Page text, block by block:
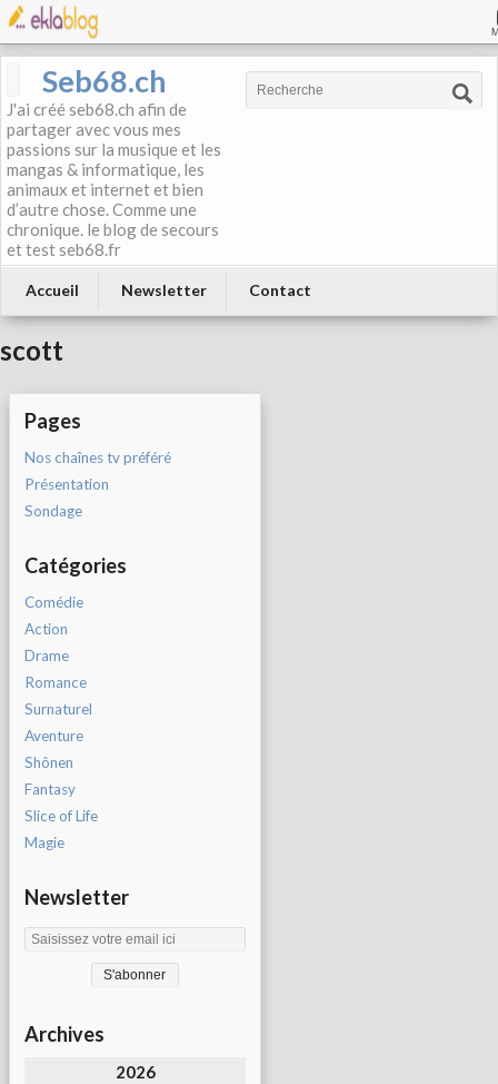
Seb68.ch
J'ai créé seb68.ch afin de
partager avec vous mes
passions sur la musique et les
mangas & informatique, les
animaux et internet et bien
d’autre chose. Comme une
chronique. le blog de secours
et test seb68.fr
Accueil Newsletter Contact
scott
Pages
Nos chaînes tv préféré
Présentation
Sondage
Catégories
Comédie
Action
Drame
Romance
Surnaturel
Aventure
Shônen
Fantasy
Slice of Life
Magie
Newsletter
Archives
2026